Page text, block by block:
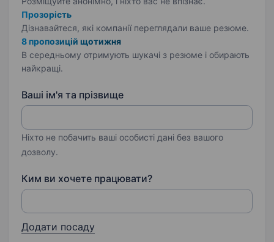
Прозорість
Дізнавайтеся, які компанії переглядали ваше резюме.
8 пропозицій щотижня
В середньому отримують шукачі з резюме і обирають
найкращі.
Ваші ім'я та прізвище
Ніхто не побачить ваші особисті дані без вашого
дозволу.
Ким ви хочете працювати?
Додати посаду